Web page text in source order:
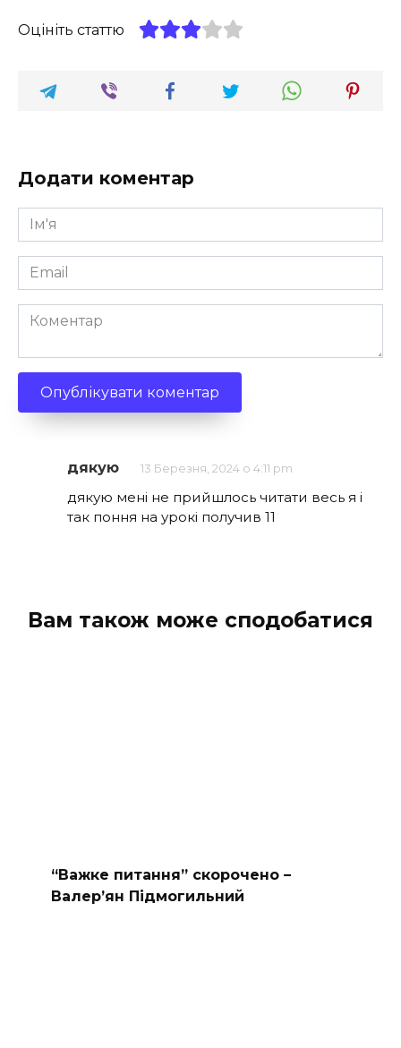
Оцініть статтю
Додати коментар
Ім'я
*
Email
*
Коментар
дякую 13 Березня, 2024 о 4:11 pm
дякую мені не прийшлось читати весь я і
так поння на урокі получив 11
Вам також може сподобатися
“Важке питання” скорочено –
Валер’ян Підмогильний